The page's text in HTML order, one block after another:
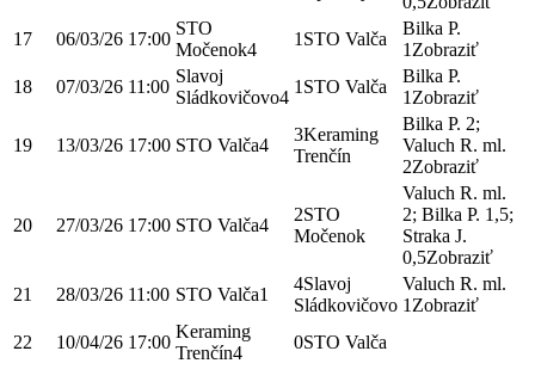
17
06/03/26 17:00
STO
Močenok4
1 STO Valča
Bilka P.
1 Zobraziť
18
07/03/26 11:00
Slavoj
Sládkovičovo4
1 STO Valča
Bilka P.
1 Zobraziť
19 13/03/26 17:00 STO Valča4
3Keraming
Trenčín
Bilka P. 2;
Valuch R. ml.
2Zobraziť
20 27/03/26 17:00 STO Valča4
2STO
Močenok
Valuch R. ml.
2; Bilka P. 1,5;
Straka J.
0,5Zobraziť
21
28/03/26 11:00 STO Valča1
4Slavoj
Sládkovičovo
Valuch R. ml.
1 Zobraziť
22
10/04/26 17:00
Keraming
Trenčín4
0STO Valča